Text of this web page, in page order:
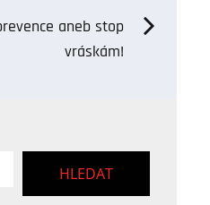
aneb stop
vráskám!
HLEDAT